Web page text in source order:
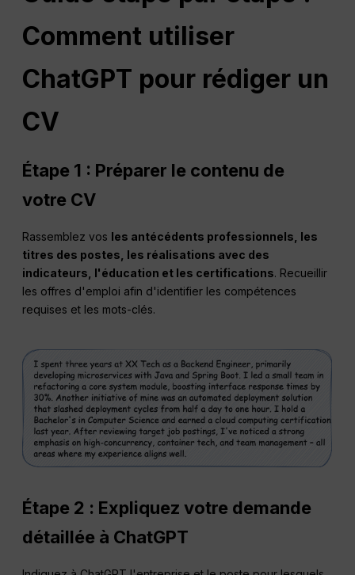
Comment utiliser
ChatGPT pour rédiger un
CV
Étape 1 : Préparer le contenu de
votre CV
Rassemblez vos les antécédents professionnels, les
titres des postes, les réalisations avec des
indicateurs, l'éducation et les certifications. Recueillir
les offres d'emploi afin d'identifier les compétences
requises et les mots-clés.
Étape 2 : Expliquez votre demande
détaillée à ChatGPT